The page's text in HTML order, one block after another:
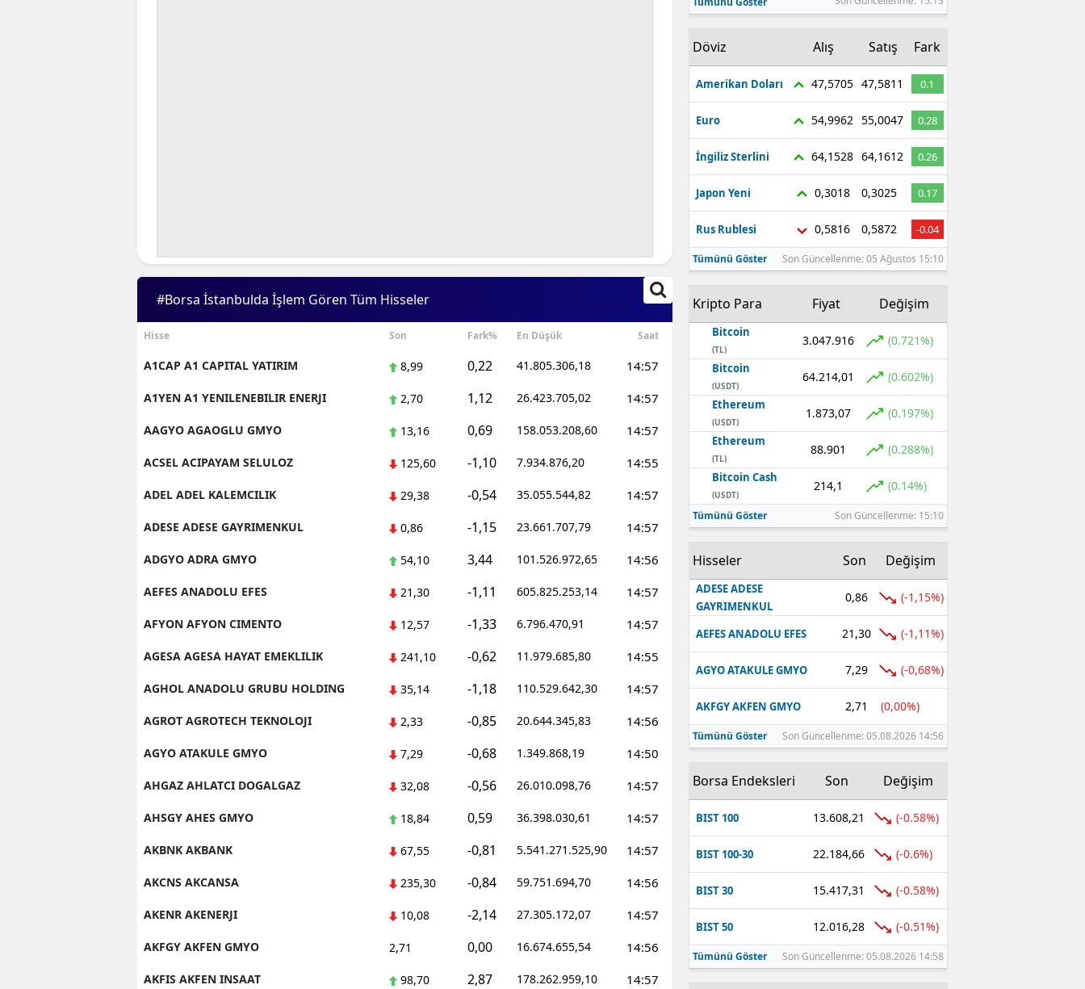
Çorum
Mersin
İstanbul
İzmir
Kars
Kastamonu
Kayseri
Kırklareli
Kırşehir
#Borsa İstanbulda İşlem Gören Tüm Hisseler
Hisse Son Fark% En Düşük Saat
A1CAP A1 CAPITAL YATIRIM 8,99 0,22 41.805.306,18 14:57
A1YEN A1 YENILENEBILIR ENERJI 2,70 1,12 26.423.705,02 14:57
AAGYO AGAOGLU GMYO 13,16 0,69 158.053.208,60 14:57
ACSEL ACIPAYAM SELULOZ 125,60 -1,10 7.934.876,20 14:55
ADEL ADEL KALEMCILIK 29,38 -0,54 35.055.544,82 14:57
ADESE ADESE GAYRIMENKUL 0,86 -1,15 23.661.707,79 14:57
ADGYO ADRA GMYO 54,10 3,44 101.526.972,65 14:56
AEFES ANADOLU EFES 21,30 -1,11 605.825.253,14 14:57
AFYON AFYON CIMENTO 12,57 -1,33 6.796.470,91 14:57
AGESA AGESA HAYAT EMEKLILIK 241,10 -0,62 11.979.685,80 14:55
AGHOL ANADOLU GRUBU HOLDING 35,14 -1,18 110.529.642,30 14:57
AGROT AGROTECH TEKNOLOJI 2,33 -0,85 20.644.345,83 14:56
AGYO ATAKULE GMYO 7,29 -0,68 1.349.868,19 14:50
AHGAZ AHLATCI DOGALGAZ 32,08 -0,56 26.010.098,76 14:57
AHSGY AHES GMYO 18,84 0,59 36.398.030,61 14:57
AKBNK AKBANK 67,55 -0,81 5.541.271.525,90 14:57
AKCNS AKCANSA 235,30 -0,84 59.751.694,70 14:56
AKENR AKENERJI 10,08 -2,14 27.305.172,07 14:57
AKFGY AKFEN GMYO 2,71 0,00 16.674.655,54 14:56
AKFIS AKFEN INSAAT 98,70 2,87 178.262.959,10 14:57
Döviz Alış Satış Fark
Amerikan Doları 47,5705 47,5811 0.1
Euro 54,9962 55,0047 0.28
İngiliz Sterlini 64,1528 64,1612 0.26
Japon Yeni 0,3018 0,3025 0.17
Rus Rublesi 0,5816 0,5872 -0.04
Tümünü Göster Son Güncellenme: 05 Ağustos 15:10
Kripto Para Fiyat Değişim
Bitcoin
(TL)
3.047.916 (0.721%)
Bitcoin
(USDT)
64.214,01 (0.602%)
Ethereum
(USDT)
1.873,07 (0.197%)
Ethereum
(TL)
88.901 (0.288%)
Bitcoin Cash
(USDT)
214,1 (0.14%)
Tümünü Göster Son Güncellenme: 15:10
Hisseler Son Değişim
ADESE ADESE
GAYRIMENKUL
0,86 (-1,15%)
AEFES ANADOLU EFES 21,30 (-1,11%)
AGYO ATAKULE GMYO 7,29 (-0,68%)
AKFGY AKFEN GMYO 2,71 (0,00%)
Tümünü Göster Son Güncellenme: 05.08.2026 14:56
Borsa Endeksleri Son Değişim
BIST 100 13.608,21 (-0.58%)
BIST 100-30 22.184,66 (-0.6%)
BIST 30 15.417,31 (-0.58%)
BIST 50 12.016,28 (-0.51%)
Tümünü Göster Son Güncellenme: 05.08.2026 14:58